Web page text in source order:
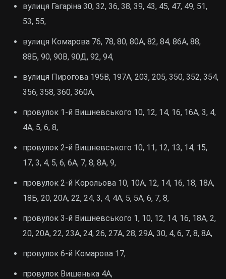
вулиця Гагаріна 30, 32, 36, 38, 39, 43, 45, 47, 49, 51,
53, 55,
вулиця Комарова 76, 78, 80, 80А, 82, 84, 86А, 88,
88Б, 90, 90В, 90Д, 92, 94,
вулиця Пирогова 195В, 197А, 203, 205, 350, 352, 354,
356, 358, 360, 360А,
провулок 1-й Вишневського 10, 12, 14, 16, 16А, 3, 4,
4А, 5, 6, 8,
провулок 2-й Вишневського 10, 11, 12, 13, 14, 15,
17, 3, 4, 5, 6, 6А, 7, 8, 8А, 9,
провулок 2-й Корольова 10, 10А, 12, 14, 16, 18, 18А,
18Б, 20, 20А, 22, 24, 3, 4, 4А, 5, 5А, 6, 7, 8,
провулок 3-й Вишневського 1, 10, 12, 14, 16, 18А, 2,
20, 20А, 22, 23А, 24, 26, 27А, 28, 29А, 30, 4, 6, 7, 8, 8А,
провулок 6-й Комарова 17,
провулок Вишенька 4А,